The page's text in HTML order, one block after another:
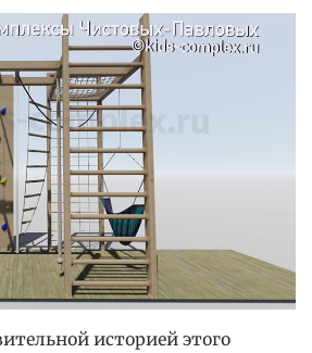
историей этого